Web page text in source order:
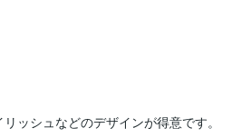
ッシュなどのデザインが得意です。